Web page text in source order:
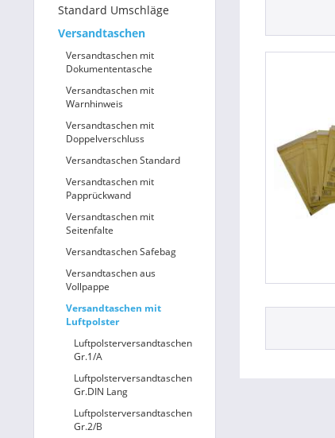
Tragetaschen & Geschenkverpackungen
Bürobedarf
SALE %
Standard Umschläge
Versandtaschen
Versandtaschen mit
Dokumententasche
Versandtaschen mit
Warnhinweis
Versandtaschen mit
Doppelverschluss
Versandtaschen Standard
Versandtaschen mit
Papprückwand
Versandtaschen mit
Seitenfalte
Versandtaschen Safebag
Versandtaschen aus
Vollpappe
Versandtaschen mit
Luftpolster
Luftpolsterversandtaschen
Gr.1/A
Luftpolsterversandtaschen
Gr.DIN Lang
Luftpolsterversandtaschen
Gr.2/B